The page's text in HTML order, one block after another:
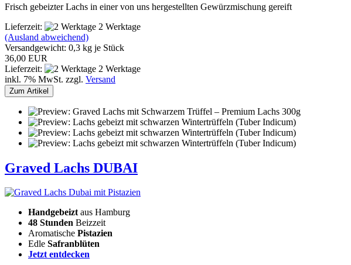
Frisch gebeizter Lachs in einer von uns hergestellten Gewürzmischung gereift
Lieferzeit:
2 Werktage
(Ausland abweichend)
Versandgewicht: 0,3 kg je Stück
36,00 EUR
Lieferzeit:
2 Werktage
inkl. 7% MwSt. zzgl. Versand
Zum Artikel
Graved Lachs DUBAI
Handgebeiztaus Hamburg
48 Stunden Beizzeit
Aromatische Pistazien
Edle Safranblüten
Jetzt entdecken